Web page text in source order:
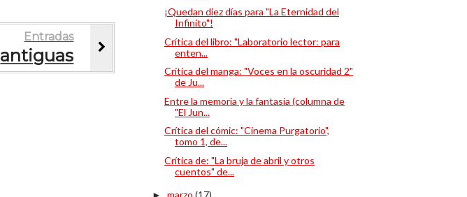
Entradas
antiguas
¡Quedan diez días para "La Eternidad del
Infinito"!
Crítica del libro: "Laboratorio lector: para
enten...
Crítica del manga: "Voces en la oscuridad 2"
de Ju...
Entre la memoria y la fantasía (columna de
"El Jun...
Crítica del cómic: "Cinema Purgatorio",
tomo 1, de...
Crítica de: "La bruja de abril y otros
cuentos" de...
marzo (17)